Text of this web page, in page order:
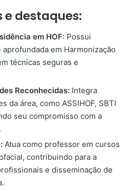
e destaques:
em HOF: Possui
em Harmonização
técnicas seguras e
Reconhecidas: Integra
da área, como ASSIHOF, SBTI
seu compromisso com a
Atua como professor em cursos
contribuindo para a
e disseminação de